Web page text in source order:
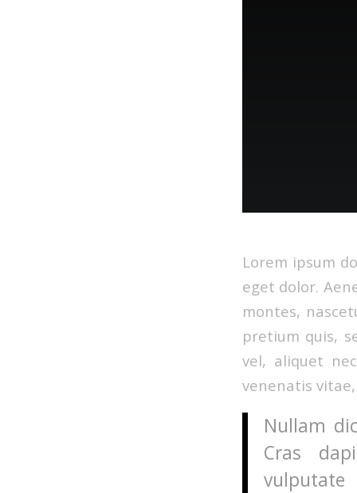
Lorem ipsum
eget dolor.
montes,
pretium quis,
vel, aliquet
venenatis
Nullam
Cras